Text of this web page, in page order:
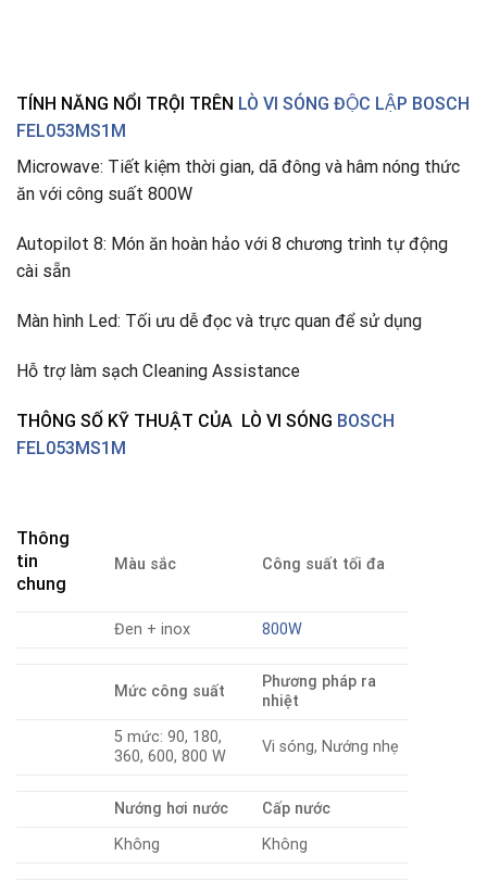
TÍNH NĂNG NỔI TRỘI TRÊN LÒ VI SÓNG ĐỘC LẬP BOSCH
FEL053MS1M
Microwave: Tiết kiệm thời gian, dã đông và hâm nóng thức
ăn với công suất 800W
Autopilot 8: Món ăn hoàn hảo với 8 chương trình tự động
cài sẵn
Màn hình Led: Tối ưu dễ đọc và trực quan để sử dụng
Hỗ trợ làm sạch Cleaning Assistance
THÔNG SỐ KỸ THUẬT CỦA LÒ VI SÓNG BOSCH
FEL053MS1M
Thông
tin
chung
Màu sắc Công suất tối đa
Đen + inox 800W
Mức công suất
Phương pháp ra
nhiệt
5 mức: 90, 180,
360, 600, 800 W
Vi sóng, Nướng nhẹ
Nướng hơi nước
Cấp nước
Không
Không